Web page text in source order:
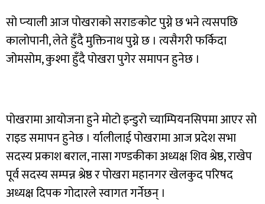
सो प्ऱ्याली आज पोखराको सराङकोट पुग्ने छ भने त्यसपछि
कालोपानी, लेते हुँदै मुक्तिनाथ पुग्ने छ । त्यसैगरी फर्किदा
जोमसोम, कुश्मा हुँदै पोखरा पुगेर समापन हुनेछ ।
पोखरामा आयोजना हुने मोटो इन्डुरो च्याम्पियनसिपमा आएर सो
राइड समापन हुनेछ । र्यालीलाई पोखरामा आज प्रदेश सभा
सदस्य प्रकाश बराल, नासा गण्डकीका अध्यक्ष शिव श्रेष्ठ, राखेप
पूर्व सदस्य सम्पन्न श्रेष्ठ र पोखरा महानगर खेलकुद परिषद
अध्यक्ष दिपक गोदारले स्वागत गर्नेछन् ।